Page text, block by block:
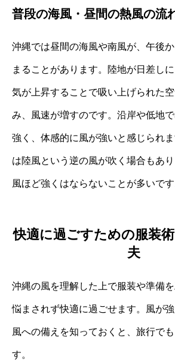
普段の海風・昼間の熱風の流
沖縄では昼間の海風や南風が、午後
まることがあります。陸地が日差し
気が上昇することで吸い上げられた
み、風速が増すのです。沿岸や低地
強く、体感的に風が強いと感じられ
は陸風という逆の風が吹く場合もあ
風ほど強くはならないことが多いです
快適に過ごすための服装
夫
沖縄の風を理解した上で服装や準備
悩まされず快適に過ごせます。風が
風への備えを知っておくと、旅行で
す。